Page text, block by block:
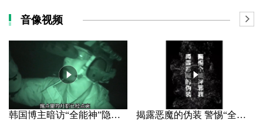
音像视频
韩国博主暗访“全能神”隐秘据点 揭露恶魔的伪装 警惕“全能神”邪教